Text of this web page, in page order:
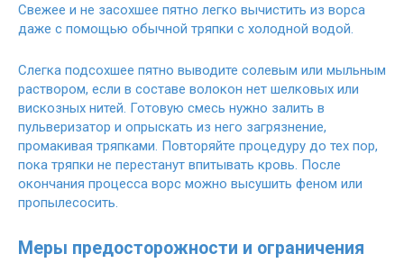
Свежее и не засохшее пятно легко вычистить из ворса
даже с помощью обычной тряпки с холодной водой.
Слегка подсохшее пятно выводите солевым или мыльным
раствором, если в составе волокон нет шелковых или
вискозных нитей. Готовую смесь нужно залить в
пульверизатор и опрыскать из него загрязнение,
промакивая тряпками. Повторяйте процедуру до тех пор,
пока тряпки не перестанут впитывать кровь. После
окончания процесса ворс можно высушить феном или
пропылесосить.
Меры предосторожности и ограничения